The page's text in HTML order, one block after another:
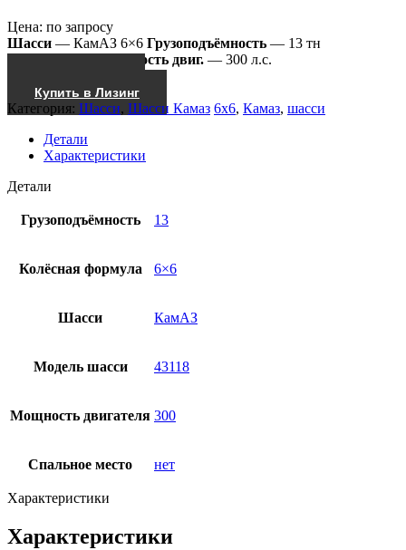
Цена: по запросу
Шасси — КамАЗ 6×6 Грузоподъёмность — 13 тн
Мощность двиг. — 300 л.с.
Купить в Лизинг
Категория: Шасси, Шасси Камаз 6x6, Камаз, шасси
Детали
Характеристики
Детали
Грузоподъёмность 13
Колёсная формула 6×6
Шасси КамАЗ
Модель шасси 43118
Мощность двигателя 300
Спальное место нет
Характеристики
Характеристики